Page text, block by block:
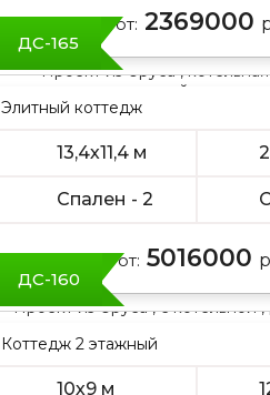
Цена от: 2369000
Проект из бруса ,
полутораэтажный ,
ДС-165
Элитный коттедж
13,4х11,4 м
Спален - 2
Цена от: 5016000
Проект из бруса , с котельной
ДС-160
Коттедж 2 этажный
10х9 м